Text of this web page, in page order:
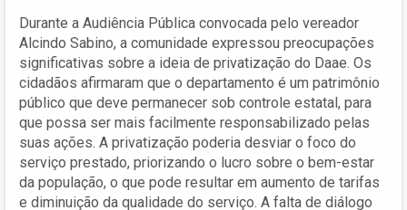
Durante a Audiência Pública convocada pelo vereador
Alcindo Sabino, a comunidade expressou preocupações
significativas sobre a ideia de privatização do Daae. Os
cidadãos afirmaram que o departamento é um patrimônio
público que deve permanecer sob controle estatal, para
que possa ser mais facilmente responsabilizado pelas
suas ações. A privatização poderia desviar o foco do
serviço prestado, priorizando o lucro sobre o bem-estar
da população, o que pode resultar em aumento de tarifas
e diminuição da qualidade do serviço. A falta de diálogo